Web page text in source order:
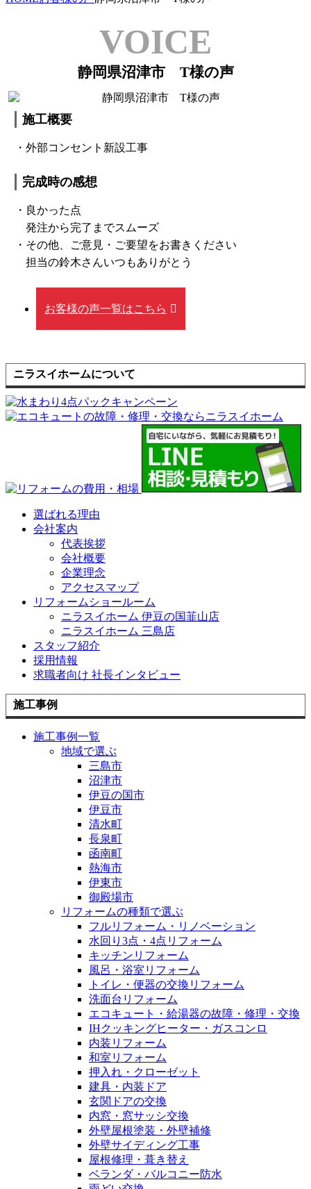
VOICE
静岡県沼津市 T様の声
施工概要
・外部コンセント新設工事
完成時の感想
・良かった点
発注から完了までスムーズ
・その他、ご意見・ご要望をお書きください
担当の鈴木さんいつもありがとう
お客様の声一覧はこちら
ニラスイホームについて
選ばれる理由
会社案内
代表挨拶
会社概要
企業理念
アクセスマップ
リフォームショールーム
ニラスイホーム 伊豆の国韮山店
ニラスイホーム 三島店
スタッフ紹介
採用情報
求職者向け 社長インタビュー
施工事例
施工事例一覧
地域で選ぶ
三島市
沼津市
伊豆の国市
伊豆市
清水町
長泉町
函南町
熱海市
伊東市
御殿場市
リフォームの種類で選ぶ
フルリフォーム・リノベーション
水回り3点・4点リフォーム
キッチンリフォーム
風呂・浴室リフォーム
トイレ・便器の交換リフォーム
洗面台リフォーム
エコキュート・給湯器の故障・修理・交換
IHクッキングヒーター・ガスコンロ
内装リフォーム
和室リフォーム
押入れ・クローゼット
建具・内装ドア
玄関ドアの交換
内窓・窓サッシ交換
外壁屋根塗装・外壁補修
外壁サイディング工事
屋根修理・葺き替え
ベランダ・バルコニー防水